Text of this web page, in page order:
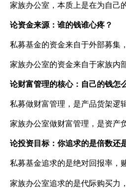
家族办公室，本质上是在为自己
论资金来源：谁的钱谁心疼？
私募基金的资金来自于外部募集
家族办公室的资金来自于家族内
论财富管理的核心：自己的钱怎
私募做财富管理，是产品货架逻
家族办公室做财富管理，是资产
论投资目标：你追求的是倍数还
私募基金追求的是绝对回报率，
家族办公室追求的是代际购买力